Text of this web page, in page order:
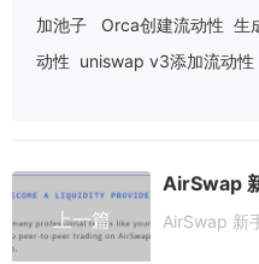
加池子
Orca创建流动性 生
动性 uniswap v3添加流动性
上一篇
AirSwap
AirSwap 新